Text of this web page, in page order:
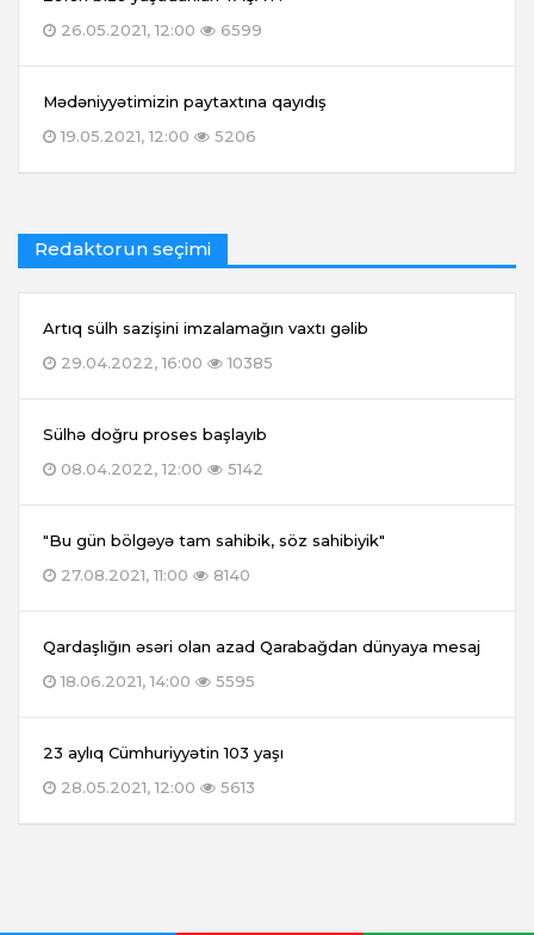
26.05.2021, 12:00
6599
Mədəniyyətimizin paytaxtına qayıdış
19.05.2021, 12:00
5206
Redaktorun seçimi
Artıq sülh sazişini imzalamağın vaxtı gəlib
29.04.2022, 16:00
10385
Sülhə doğru proses başlayıb
08.04.2022, 12:00
5142
"Bu gün bölgəyə tam sahibik, söz sahibiyik"
27.08.2021, 11:00
8140
Qardaşlığın əsəri olan azad Qarabağdan dünyaya mesaj
18.06.2021, 14:00
5595
23 aylıq Cümhuriyyətin 103 yaşı
28.05.2021, 12:00
5613